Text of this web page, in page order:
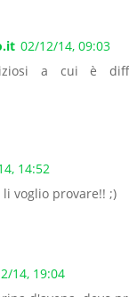
02/12/14, 09:03
a cui è
14:52
voglio provare!! ;)
14, 19:04